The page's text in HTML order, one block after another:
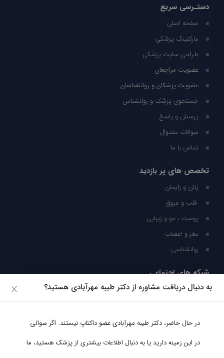
دستـرسی سریع
صفحه اصلی
مارکتینگ پزشکی
طراحی سایت پزشکی
عضویت مراجعان
عضویت پزشکان و روانشناسان
جستجوی پزشک و روانشناس
پرسش و پاسخ
سوالات متدوال
تماس با ما
تخصص های پر بازدید
زنان و زایمان
قلب و عروق
پوست ، مو و زیبایی
مغز و اعصاب
روانشناسی
شبکه های اجتماعی
ما را در شبکه های اجتماعی دنبال کنید
به دنبال دریافت مشاوره از دکتر طیبه مهرآبادی هستید؟
در حال حاضر، دکتر طیبه مهرآبادیعضو داکتاپ نیستند. اگر سوالی
در این زمینه دارید یا به دنبال اطلاعات بیشتری از پزشک هستید، ما